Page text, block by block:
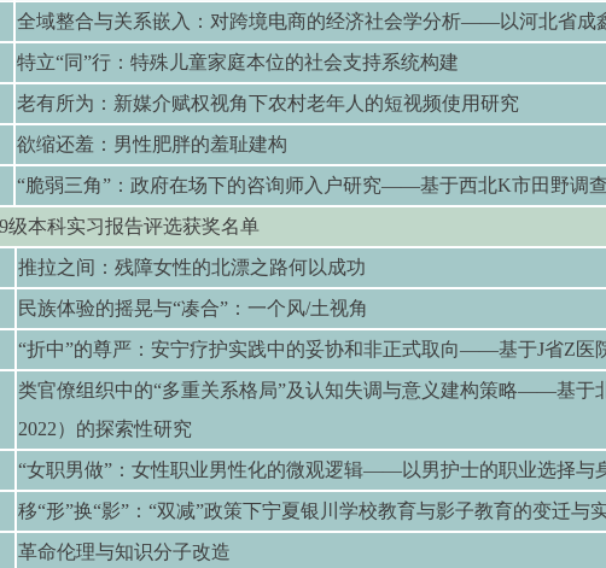
全域整合与关系嵌入：对跨境电商的经济社会学分析——以河北省成
特立“同”行：特殊儿童家庭本位的社会支持系统构建
老有所为：新媒介赋权视角下农村老年人的短视频使用研究
欲缩还羞：男性肥胖的羞耻建构
“脆弱三角” ：政府在场下的咨询师入户研究——基于西北K市田野调查
级本科实习报告评选获奖名单
推拉之间：残障女性的北漂之路何以成功
民族体验的摇晃与“凑合”：一个风/土视角
“折中”的尊严：安宁疗护实践中的妥协和非正式取向——基于J省Z医
类官僚组织中的“多重关系格局”及认知失调与意义建构策略——基于
2022）的探索性研究
“女职男做”：女性职业男性化的微观逻辑——以男护士的职业选择与
移“形”换“影”：“双减”政策下宁夏银川学校教育与影子教育的变迁与
革命伦理与知识分子改造